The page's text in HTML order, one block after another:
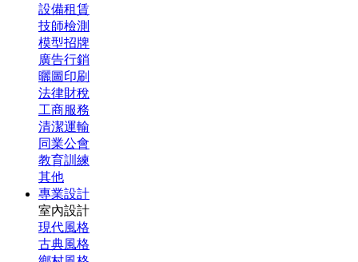
設備租賃
技師檢測
模型招牌
廣告行銷
曬圖印刷
法律財稅
工商服務
清潔運輸
同業公會
教育訓練
其他
專業設計
室內設計
現代風格
古典風格